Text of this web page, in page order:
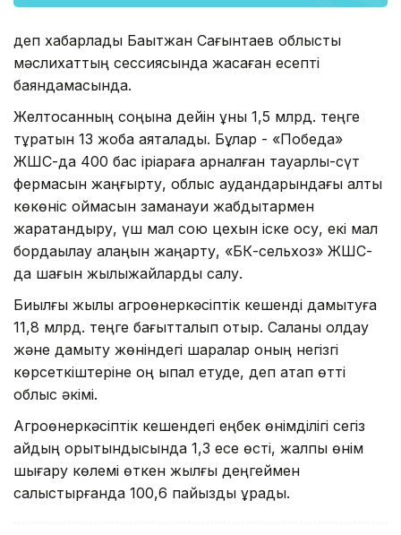
деп хабарлады Бақытжан Сағынтаев облыстық
мәслихаттың сессиясында жасаған есепті
баяндамасында.
Желтоқсанның соңына дейін құны 1,5 млрд. теңге
тұратын 13 жоба аяқталады. Бұлар - «Победа»
ЖШС-да 400 бас іріқараға арналған тауарлы-сүт
фермасын жаңғырту, облыс аудандарындағы алты
көкөніс қоймасын заманауи жабдықтармен
жарақтандыру, үш мал сою цехын іске қосу, екі мал
бордақылау алаңын жаңарту, «БК-сельхоз» ЖШС-
да шағын жылыжайларды салу.
Биылғы жылы агроөнеркәсіптік кешенді дамытуға
11,8 млрд. теңге бағытталып отыр. Саланы қолдау
және дамыту жөніндегі шаралар оның негізгі
көрсеткіштеріне оң ықпал етуде, деп атап өтті
облыс әкімі.
Агроөнеркәсіптік кешендегі еңбек өнімділігі сегіз
айдың қорытындысында 1,3 есе өсті, жалпы өнім
шығару көлемі өткен жылғы деңгеймен
салыстырғанда 100,6 пайызды құрады.